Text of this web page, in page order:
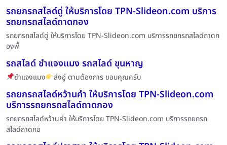
รถยกรถสไลด์ดู่ ให้บริการโดย TPN-Slideon.com บริการ
รถยกรถสไลด์ถาดกอง
รถยกรถสไลด์ดู่ ให้บริการโดย TPN-Slideon.com บริการรถยกรถสไลด์ถาดก
องพื้
รถสไลด์ ชำแจงแมง รถสไลด์ ขุนหาญ
ซำแจงแมง ส่งอู่ ตามต้องการ ขอบคุณครับ
รถยกรถสไลด์หว้านคำ ให้บริการโดย TPN-Slideon.com
บริการรถยกรถสไลด์ถาดกอง
รถยกรถสไลด์หว้านคำ ให้บริการโดย TPN-Slideon.com บริการรถยกรถ
สไลด์ถาดกอ